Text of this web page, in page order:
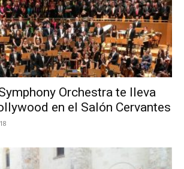
Orchestra te lleva
en el Salón Cervantes